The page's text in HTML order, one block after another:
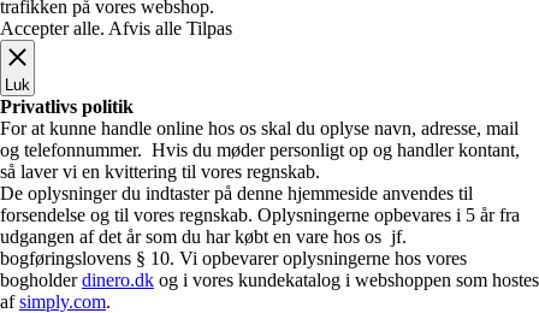
trafikken på vores webshop.
Accepter alle. Afvis alle Tilpas
Luk
Privatlivs politik
For at kunne handle online hos os skal du oplyse navn, adresse, mail
og telefonnummer. Hvis du møder personligt op og handler kontant,
så laver vi en kvittering til vores regnskab.
De oplysninger du indtaster på denne hjemmeside anvendes til
forsendelse og til vores regnskab. Oplysningerne opbevares i 5 år fra
udgangen af det år som du har købt en vare hos os jf.
bogføringslovens § 10. Vi opbevarer oplysningerne hos vores
bogholderdinero.dk og i vores kundekatalog i webshoppen som hostes
afsimply.com.